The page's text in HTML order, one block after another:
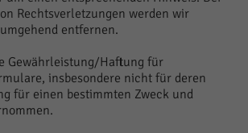
Rechtsverletzungen werden wir
entfernen.
Gewährleistung/Haftung für
insbesondere nicht für deren
für einen bestimmten Zweck und